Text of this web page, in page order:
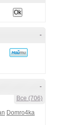
-
-
Все (706)
Domro4ka